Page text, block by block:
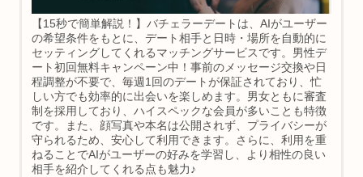
【15秒で簡単解説！】バチェラーデートは、AIがユーザー
の希望条件をもとに、デート相手と日時・場所を自動的に
セッティングしてくれるマッチングサービスです。男性デ
ート初回無料キャンペーン中！事前のメッセージ交換や日
程調整が不要で、毎週1回のデートが保証されており、忙
しい方でも効率的に出会いを楽しめます。男女ともに審査
制を採用しており、ハイスペックな会員が多いことも特徴
です。また、顔写真や本名は公開されず、プライバシーが
守られるため、安心して利用できます。さらに、利用を重
ねることでAIがユーザーの好みを学習し、より相性の良い
相手を紹介してくれる点も魅力♪